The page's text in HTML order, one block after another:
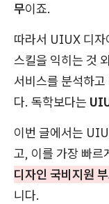
무이죠.
따라서 UIUX 디자
스킬을 익히는 것
서비스를 분석하
다. 독학보다는
이번 글에서는
고, 이를 가장 빠르
디자인 국비지원
니다.